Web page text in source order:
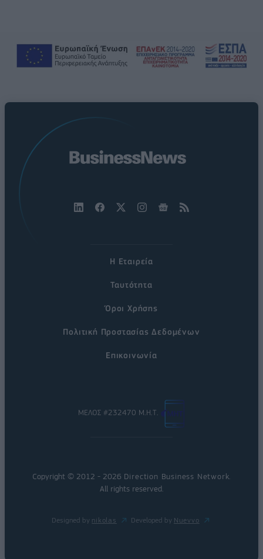
Η Εταιρεία
Ταυτότητα
Όροι Χρήσης
Πολιτική Προστασίας Δεδομένων
Επικοινωνία
ΜΕΛΟΣ #232470 Μ.Η.Τ.
Copyright © 2012 - 2026 Direction Business Network
All rights reserved.
Designed by nikolas Developed by Nuevvo